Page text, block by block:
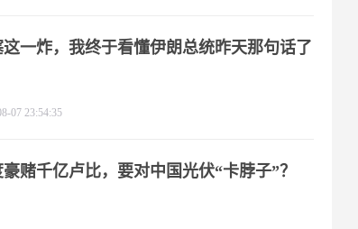
这一炸，我终于看懂伊朗总统昨天那句话了
07 23:54:35
赌千亿卢比，要对中国光伏“卡脖子”？